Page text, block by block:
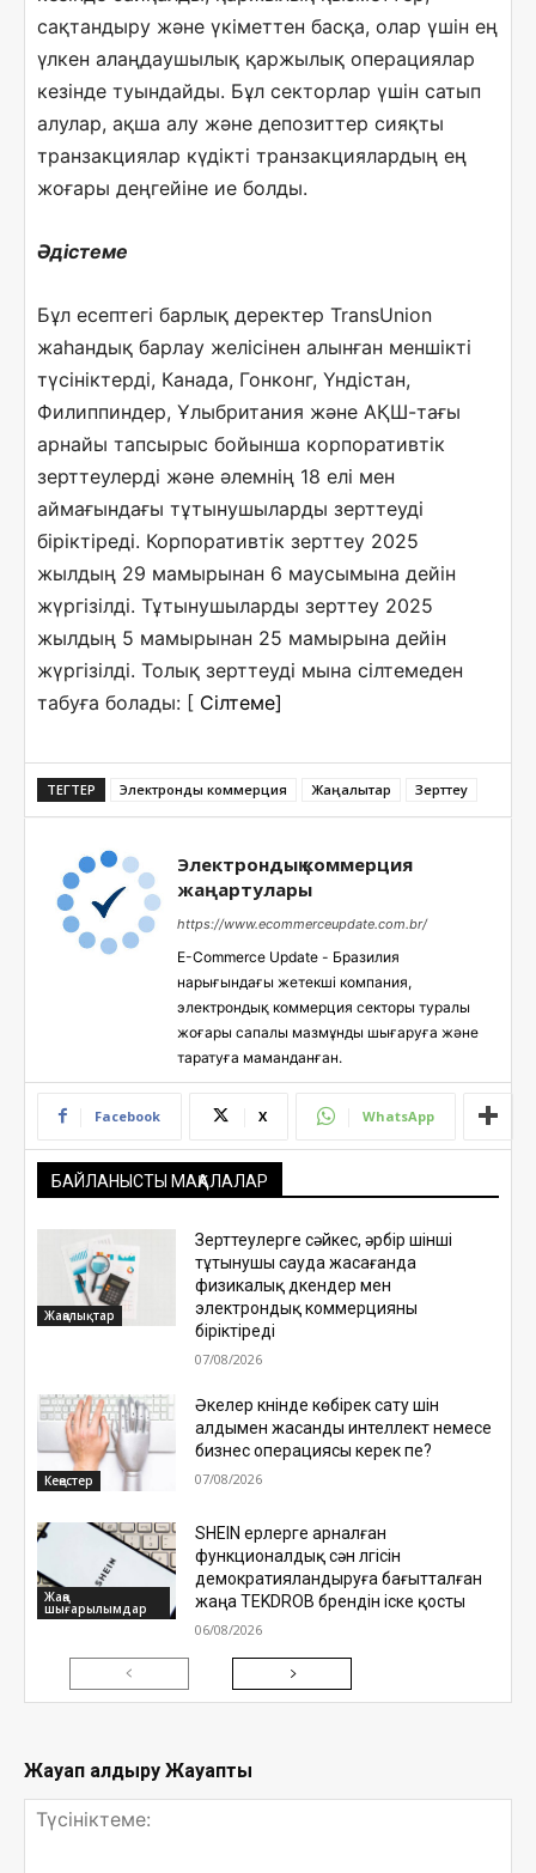
сақтандыру және үкіметтен басқа, олар үшін ең
үлкен алаңдаушылық қаржылық операциялар
кезінде туындайды. Бұл секторлар үшін сатып
алулар, ақша алу және депозиттер сияқты
транзакциялар күдікті транзакциялардың ең
жоғары деңгейіне ие болды.
Әдістеме
Бұл есептегі барлық деректер TransUnion
жаһандық барлау желісінен алынған меншікті
түсініктерді, Канада, Гонконг, Үндістан,
Филиппиндер, Ұлыбритания және АҚШ-тағы
арнайы тапсырыс бойынша корпоративтік
зерттеулерді және әлемнің 18 елі мен
аймағындағы тұтынушыларды зерттеуді
біріктіреді. Корпоративтік зерттеу 2025
жылдың 29 мамырынан 6 маусымына дейін
жүргізілді. Тұтынушыларды зерттеу 2025
жылдың 5 мамырынан 25 мамырына дейін
жүргізілді. Толық зерттеуді мына сілтемеден
табуға болады: [ Сілтеме]
ТЕГТЕР Электрондық коммерция Жаңалықтар Зерттеу
Электрондық коммерция
жаңартулары
https://www.ecommerceupdate.com.br/
E-Commerce Update - Бразилия
нарығындағы жетекші компания,
электрондық коммерция секторы туралы
жоғары сапалы мазмұнды шығаруға және
таратуға маманданған.
Facebook X WhatsApp
БАЙЛАНЫСТЫ МАҚАЛАЛАР
Жаңалықтар
Зерттеулерге сәйкес, әрбір үшінші
тұтынушы сауда жасағанда
физикалық дүкендер мен
электрондық коммерцияны
біріктіреді
07/08/2026
Кеңестер
Әкелер күнінде көбірек сату үшін
алдымен жасанды интеллект немесе
бизнес операциясы керек пе?
07/08/2026
Жаңа
шығарылымдар
SHEIN ерлерге арналған
функционалдық сән үлгісін
демократияландыруға бағытталған
жаңа TEKDROB брендін іске қосты
06/08/2026
Жауап қалдыру Жауапты